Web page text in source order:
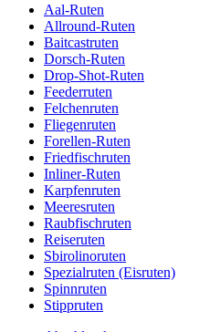
Aal-Ruten
Allround-Ruten
Baitcastruten
Dorsch-Ruten
Drop-Shot-Ruten
Feederruten
Felchenruten
Fliegenruten
Forellen-Ruten
Friedfischruten
Inliner-Ruten
Karpfenruten
Meeresruten
Raubfischruten
Reiseruten
Sbirolinoruten
Spezialruten (Eisruten)
Spinnruten
Stippruten